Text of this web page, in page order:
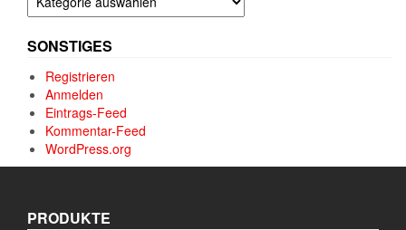
SONSTIGES
Registrieren
Anmelden
Eintrags-Feed
Kommentar-Feed
WordPress.org
PRODUKTE